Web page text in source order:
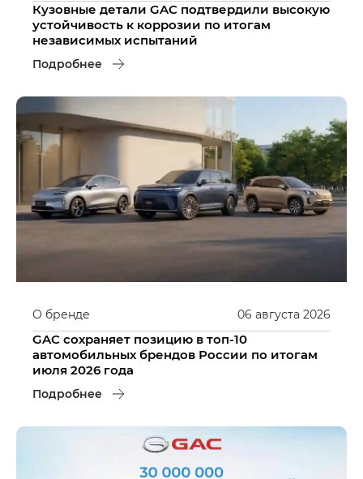
Кузовные детали GAC подтвердили высокую
устойчивость к коррозии по итогам
независимых испытаний
Подробнее
06 августа 2026
О бренде
GAC сохраняет позицию в топ-10
автомобильных брендов России по итогам
июля 2026 года
Подробнее